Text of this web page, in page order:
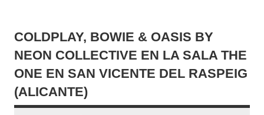
COLDPLAY, BOWIE & OASIS BY
NEON COLLECTIVE EN LA SALA THE
ONE EN SAN VICENTE DEL RASPEIG
(ALICANTE)